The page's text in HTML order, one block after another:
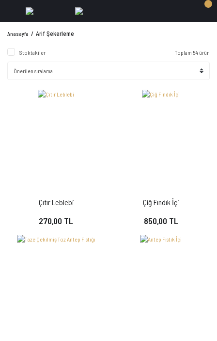
Anasayfa Arif Şekerleme
Stoktakiler Toplam 54 ürün
Çıtır Leblebi
270,00 TL
Çiğ Fındık İçi
850,00 TL